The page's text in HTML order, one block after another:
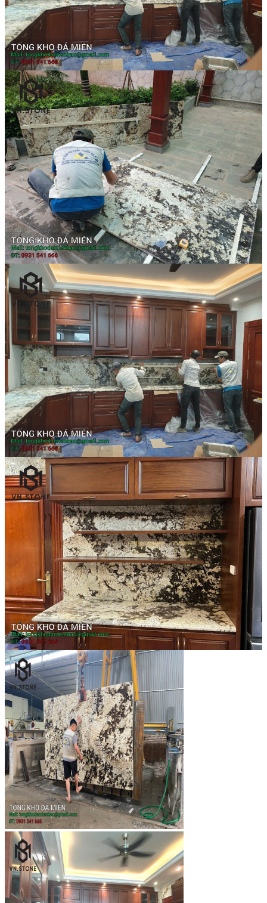
Đá Ốp Mặt Tiền
Đá Quartz Alpilus
Đá Alpilus Brazil
Đá tự nhiên
Đá Thạch Anh
Đá Nhân Tạo
Đá Lát Nền
Đá Cầu Thang
Đá Cầu Thang
Đá Bàn Bếp
Đá Bàn Bếp
Đá Lát Nền
Đá Bàn Bếp Cao Cấp
Đá Ốp
Đá Ốp Bếp
Đá Ốp Mặt Tiền
Đá Ốp Cột
Đá Ốp Mộ
Đá Ốp Thang Máy
Đá Ốp Bàn Bếp Nhân Tạo
Đá Ốp Bếp Tự Nhiên
Tranh đá
Tranh Đá Granite Đối Xứng
Tranh Đá Marble Đối Xứng
Tranh Đá Sơn Thủy Xuyên Sáng
Tranh Đá Thạch Anh Đối Xứng
Tranh Đá Xuyên Sáng Onyx
Vách Tivi ỐP Đá Cao Cấp
Đá Nhân Tạo
0
Giỏ hàng
Chưa có sản phẩm trong giỏ hàng.